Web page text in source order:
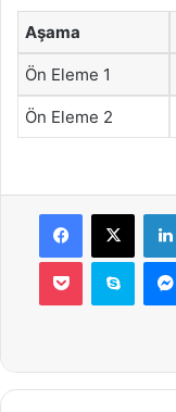
Aşama
Ön Eleme 1
Ön Eleme 2
Facebook
X
Pocket Skype